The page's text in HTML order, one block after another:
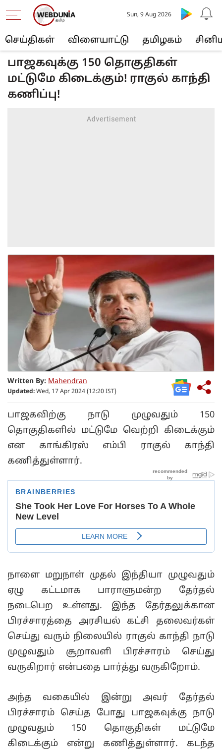
செய்திகள் விளையா‌ட்டு த‌மிழக‌ம்
Sun, 9 Aug 2026
பாஜகவுக்கு 150 தொகுதிகள்
மட்டுமே கிடைக்கும்! ராகுல் காந்தி
கணிப்பு!
Written By: Mahendran
Updated: Wed, 17 Apr 2024 (12:20 IST)
பாஜகவிற்கு நாடு முழுவதும் 150
தொகுதிகளில் மட்டுமே வெற்றி கிடைக்கும்
என காங்கிரஸ் எம்பி ராகுல் காந்தி
கணித்துள்ளார்.
நாளை மறுநாள் முதல் இந்தியா முழுவதும்
ஏழு கட்டமாக பாராளுமன்ற தேர்தல்
நடைபெற உள்ளது. இந்த தேர்தலுக்கான
பிரச்சாரத்தை அரசியல் கட்சி தலைவர்கள்
செய்து வரும் நிலையில் ராகுல் காந்தி நாடு
முழுவதும் சூறாவளி பிரச்சாரம் செய்து
வருகிறார் என்பதை பார்த்து வருகிறோம்.
அந்த வகையில் இன்று அவர் தேர்தல்
பிரச்சாரம் செய்த போது பாஜகவுக்கு நாடு
முழுவதும் 150 தொகுதிகள் மட்டுமே
கிடைக்கும் என்று கணித்துள்ளார். கடந்த